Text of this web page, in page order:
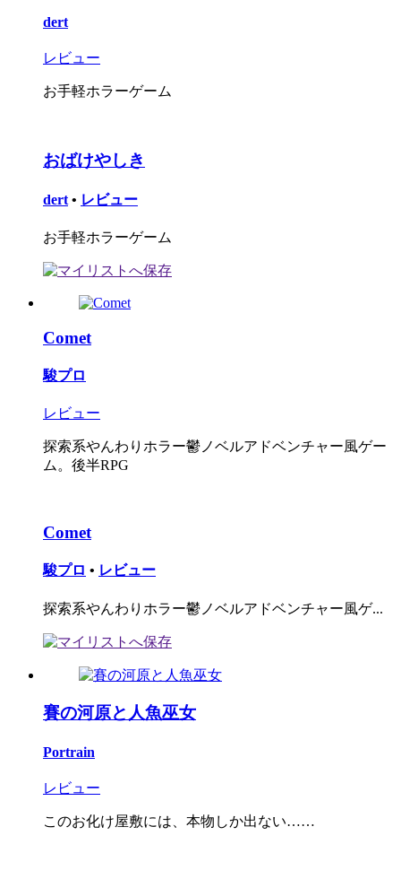
dert
レビュー
お手軽ホラーゲーム
おばけやしき
dert • レビュー
お手軽ホラーゲーム
Comet
駿プロ
レビュー
探索系やんわりホラー鬱ノベルアドベンチャー風ゲー
ム。後半RPG
Comet
駿プロ • レビュー
探索系やんわりホラー鬱ノベルアドベンチャー風ゲ...
賽の河原と人魚巫女
Portrain
レビュー
このお化け屋敷には、本物しか出ない……